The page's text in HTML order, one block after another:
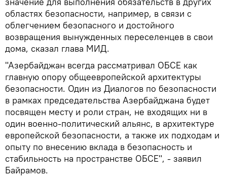
областях безопасности, например, в связи с
облегчением безопасного и достойного
возвращения вынужденных переселенцев в свои
дома, сказал глава МИД.
"Азербайджан всегда рассматривал ОБСЕ как
главную опору общеевропейской архитектуры
безопасности. Один из Диалогов по безопасности
в рамках председательства Азербайджана будет
посвящен месту и роли стран, не входящих ни в
один военно-политический альянс, в архитектуре
европейской безопасности, а также их подходам и
опыту по внесению вклада в безопасность и
стабильность на пространстве ОБСЕ", - заявил
Байрамов.